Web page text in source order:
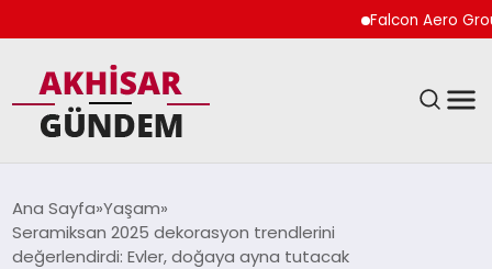
Falcon Aero Group,
DÜNYA
Ana Sayfa Yaşam
Seramiksan 2025 dekorasyon trendlerini
değerlendirdi: Evler, doğaya ayna tutacak